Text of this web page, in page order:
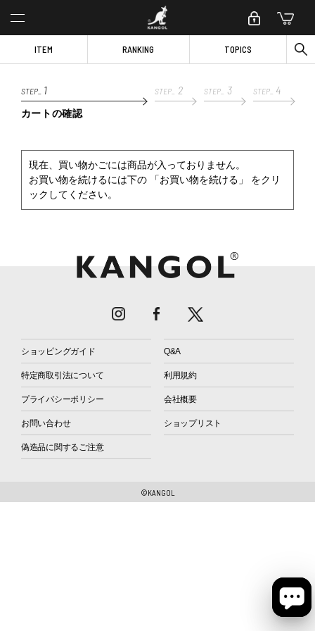
ITEM RANKING TOPICS
STEP_ 1
カートの確認
STEP_ 2 STEP_ 3 STEP_ 4
現在、買い物かごには商品が入っておりません。
お買い物を続けるには下の 「お買い物を続ける」 をクリ
ックしてください。
ショッピングガイド Q&A
特定商取引法について 利用規約
プライバシーポリシー 会社概要
お問い合わせ ショップリスト
偽造品に関するご注意
©KANGOL